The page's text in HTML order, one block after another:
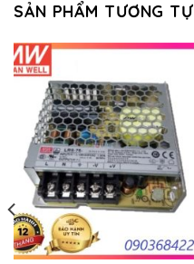
SẢN PHẨM TƯƠNG TỰ